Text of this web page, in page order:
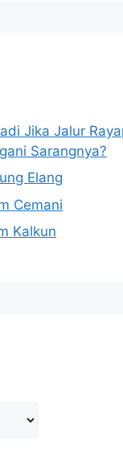
Jika Jalur
Sarangnya?
Elang
Cemani
Kalkun